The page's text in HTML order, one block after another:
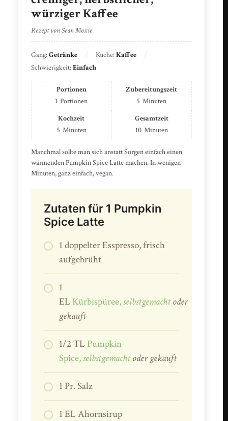
würziger Kaffee
Rezept von Sean Moxie
Gang:Getränke Küche:Kaffee
Schwierigkeit:Einfach
Portionen
1 Portionen
Zubereitungszeit
5 Minuten
Kochzeit
5 Minuten
Gesamtzeit
10 Minuten
Manchmal sollte man sich anstatt Sorgen einfach einen
wärmenden Pumpkin Spice Latte machen. In wenigen
Minuten, ganz einfach, vegan.
Zutaten für 1 Pumpkin
Spice Latte
1 doppelter Esspresso, frisch
aufgebrüht
1
EL Kürbispüree,selbstgemacht oder
gekauft
1/2 TL Pumpkin
Spice,selbstgemacht oder gekauft
1 Pr. Salz
1 EL Ahornsirup